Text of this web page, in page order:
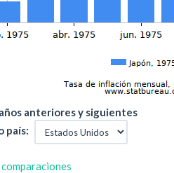
anteriores y siguientes
país: